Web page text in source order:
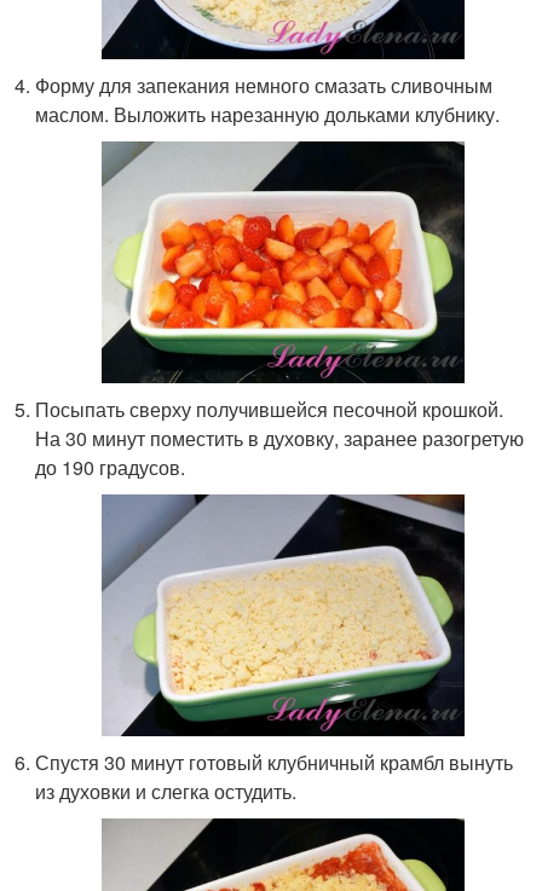
Форму для запекания немного смазать сливочным
маслом. Выложить нарезанную дольками клубнику.
Посыпать сверху получившейся песочной крошкой.
На 30 минут поместить в духовку, заранее разогретую
до 190 градусов.
Спустя 30 минут готовый клубничный крамбл вынуть
из духовки и слегка остудить.